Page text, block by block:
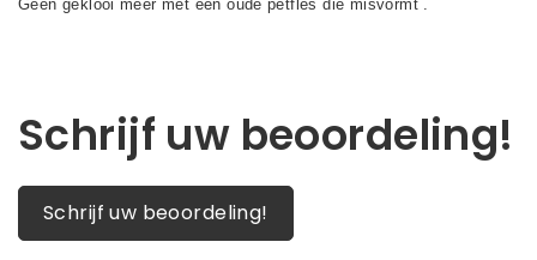
Schrijf uw beoordeling!
Schrijf uw beoordeling!